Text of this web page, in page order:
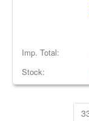
Imp. Total:
Stock: